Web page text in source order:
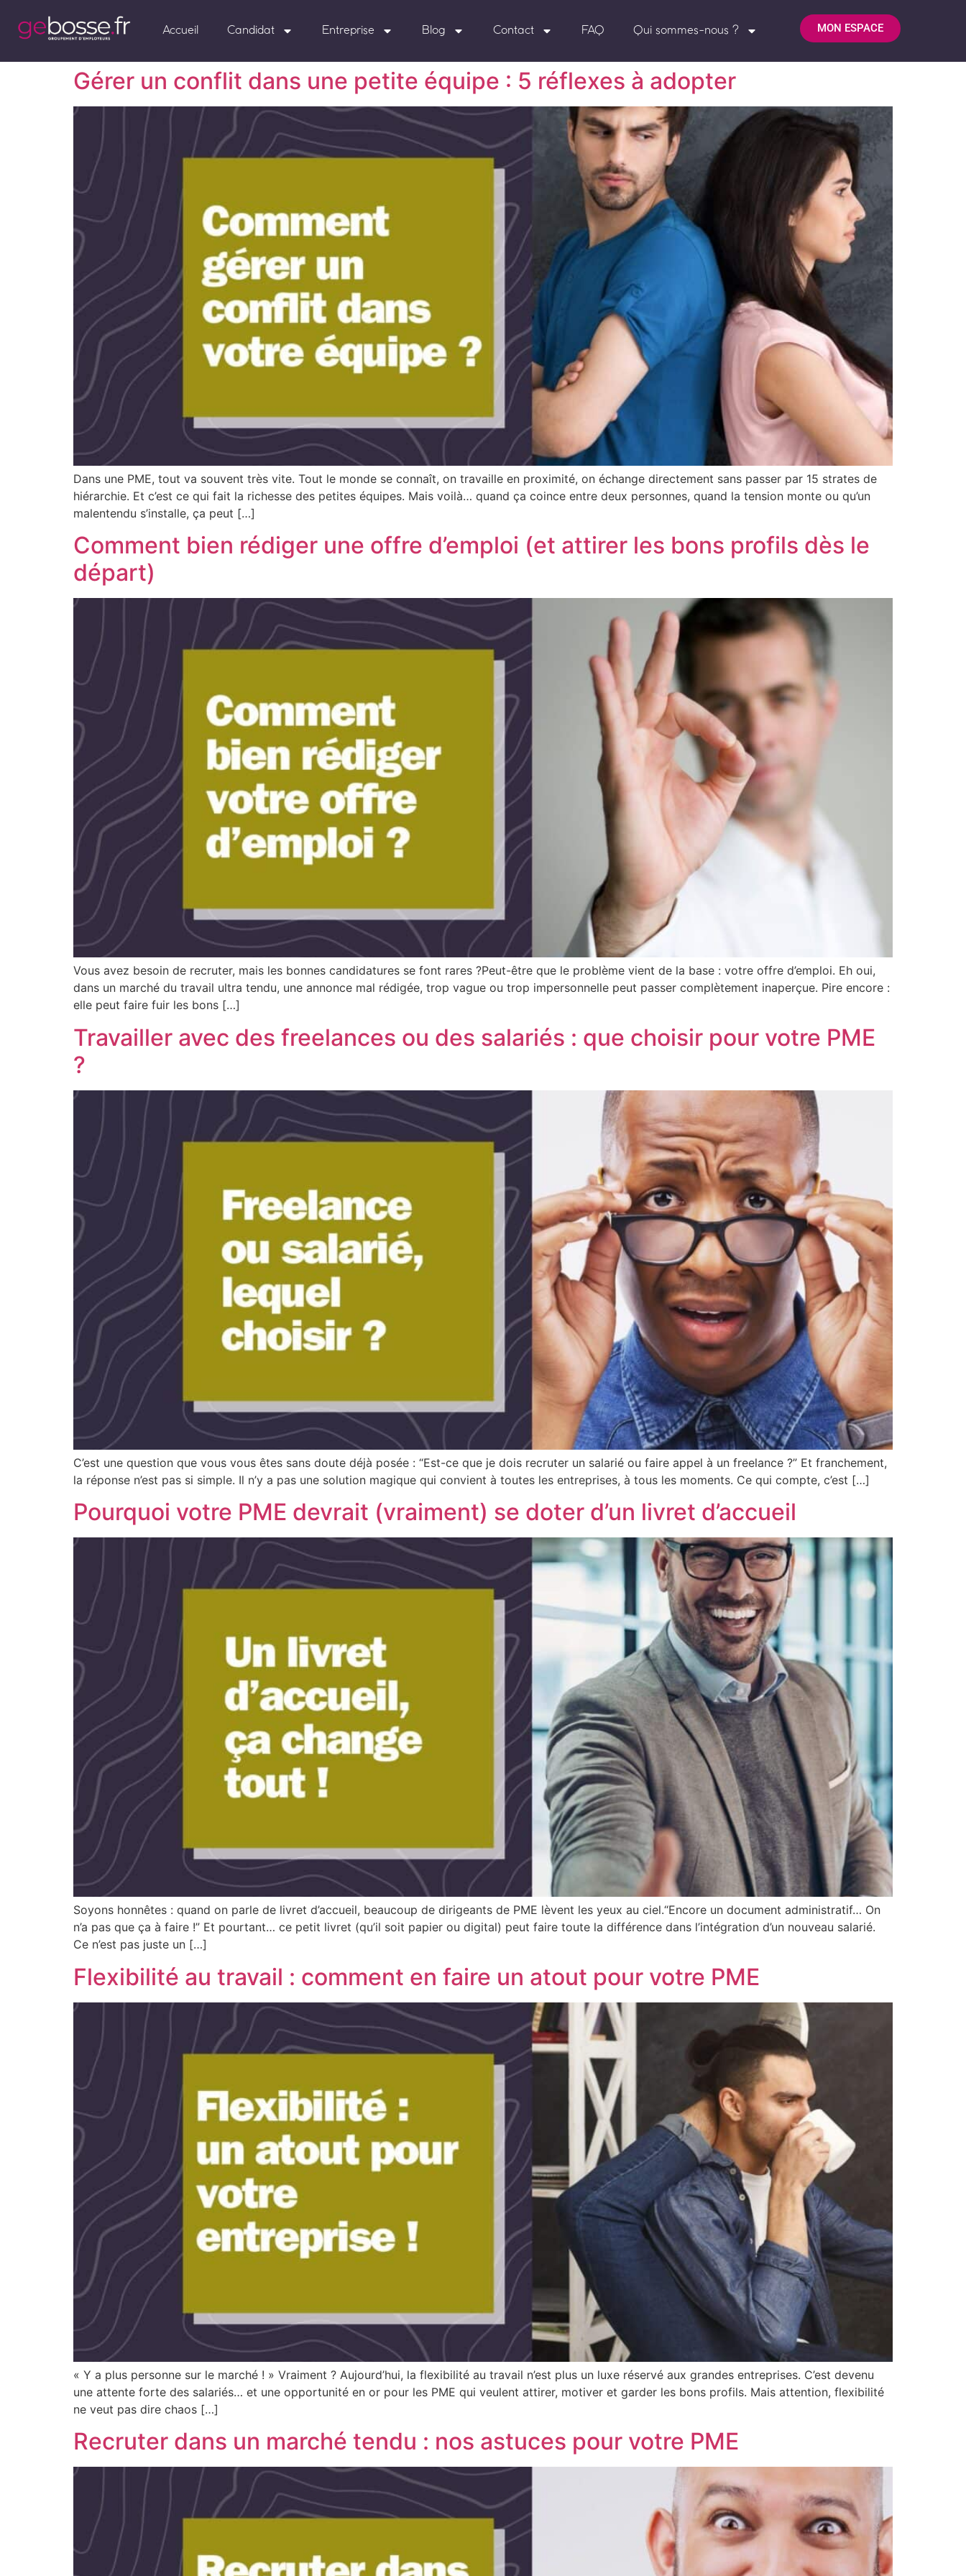
Accueil Candidat Entreprise Blog Contact FAQ Qui sommes-nous ? MON ESPACE
Gérer un conflit dans une petite équipe : 5 réflexes à adopter
Dans une PME, tout va souvent très vite. Tout le monde se connaît, on travaille en proximité, on échange directement sans passer par 15 strates de
hiérarchie. Et c’est ce qui fait la richesse des petites équipes. Mais voilà… quand ça coince entre deux personnes, quand la tension monte ou qu’un
malentendu s’installe, ça peut […]
Comment bien rédiger une offre d’emploi (et attirer les bons profils dès le
départ)
Vous avez besoin de recruter, mais les bonnes candidatures se font rares ?Peut-être que le problème vient de la base : votre offre d’emploi. Eh oui,
dans un marché du travail ultra tendu, une annonce mal rédigée, trop vague ou trop impersonnelle peut passer complètement inaperçue. Pire encore :
elle peut faire fuir les bons […]
Travailler avec des freelances ou des salariés : que choisir pour votre PME
?
C’est une question que vous vous êtes sans doute déjà posée : “Est-ce que je dois recruter un salarié ou faire appel à un freelance ?” Et franchement,
la réponse n’est pas si simple. Il n’y a pas une solution magique qui convient à toutes les entreprises, à tous les moments. Ce qui compte, c’est […]
Pourquoi votre PME devrait (vraiment) se doter d’un livret d’accueil
Soyons honnêtes : quand on parle de livret d’accueil, beaucoup de dirigeants de PME lèvent les yeux au ciel.“Encore un document administratif… On
n’a pas que ça à faire !” Et pourtant… ce petit livret (qu’il soit papier ou digital) peut faire toute la différence dans l’intégration d’un nouveau salarié.
Ce n’est pas juste un […]
Flexibilité au travail : comment en faire un atout pour votre PME
« Y a plus personne sur le marché ! » Vraiment ? Aujourd’hui, la flexibilité au travail n’est plus un luxe réservé aux grandes entreprises. C’est devenu
une attente forte des salariés… et une opportunité en or pour les PME qui veulent attirer, motiver et garder les bons profils. Mais attention, flexibilité
ne veut pas dire chaos […]
Recruter dans un marché tendu : nos astuces pour votre PME